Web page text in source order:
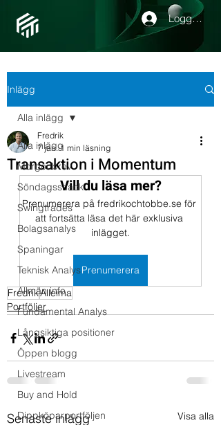
Logga in
Inlägg
Alla inlägg
Morgonbrev
Söndagssnack
Swingtrades
Bolagsanalys
Spaningar
Teknisk Analys
Allmän info
Fundamental Analys
Långsiktiga positioner
Öppen blogg
Livestream
Buy and Hold
Dippköparportföljen
Alla inlägg
Transaktion i Momentum
Fredrik
7 jan. 1 min läsning
Vill du läsa mer?
Prenumerera på fredrikochtobbe.se för
att fortsätta läsa det här exklusiva
inlägget.
Prenumerera
FredrikAlleima
Portföljer
Senaste inlägg Visa alla